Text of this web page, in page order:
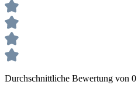
Durchschnittliche Bewertung von 0